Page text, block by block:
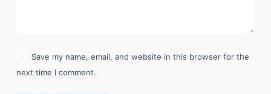
Save my name, email, and website in this browser for the
next time I comment.